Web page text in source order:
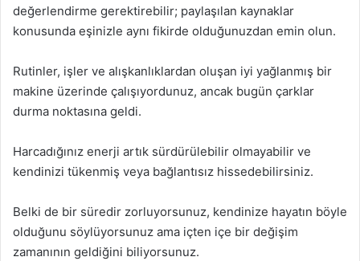
değerlendirme gerektirebilir; paylaşılan kaynaklar
konusunda eşinizle aynı fikirde olduğunuzdan emin olun.
Rutinler, işler ve alışkanlıklardan oluşan iyi yağlanmış bir
makine üzerinde çalışıyordunuz, ancak bugün çarklar
durma noktasına geldi.
Harcadığınız enerji artık sürdürülebilir olmayabilir ve
kendinizi tükenmiş veya bağlantısız hissedebilirsiniz.
Belki de bir süredir zorluyorsunuz, kendinize hayatın böyle
olduğunu söylüyorsunuz ama içten içe bir değişim
zamanının geldiğini biliyorsunuz.